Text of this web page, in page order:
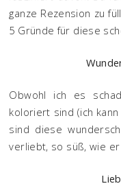
ganze Rezension zu
5 Gründe für diese
Obwohl ich es
koloriert sind (ich
sind diese
verliebt, so süß, wie